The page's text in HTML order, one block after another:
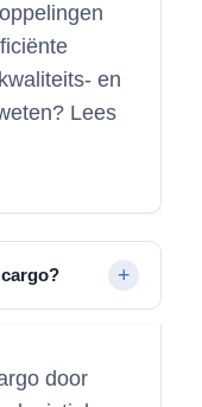
en
Lees
door